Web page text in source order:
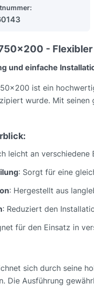
-
und einfache
ist ein
wurde. Mit
leicht an
: Sorgt für eine
: Hergestellt aus
: Reduziert den
für den Einsatz in
sich durch seine
Die Ausführung